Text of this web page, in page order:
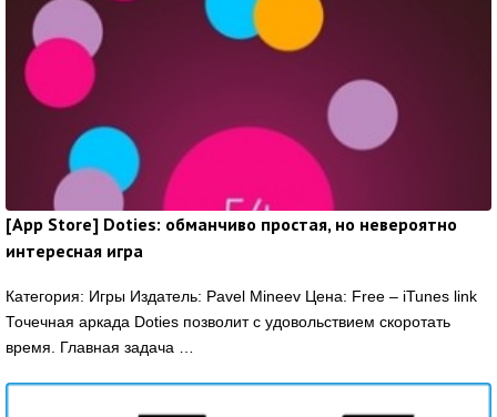
[App Store] Doties: обманчиво простая, но невероятно
интересная игра
Категория: Игры Издатель: Pavel Mineev Цена: Free – iTunes link
Точечная аркада Doties позволит с удовольствием скоротать
время. Главная задача …